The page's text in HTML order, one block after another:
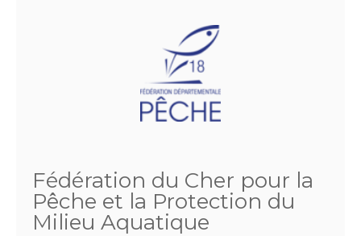
Fédération du Cher pour la
Pêche et la Protection du
Milieu Aquatique